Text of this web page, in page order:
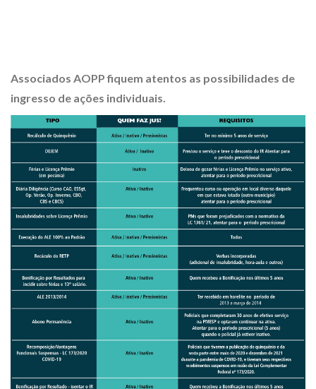
Associados AOPP fiquem atentos as possibilidades de
ingresso de ações individuais.